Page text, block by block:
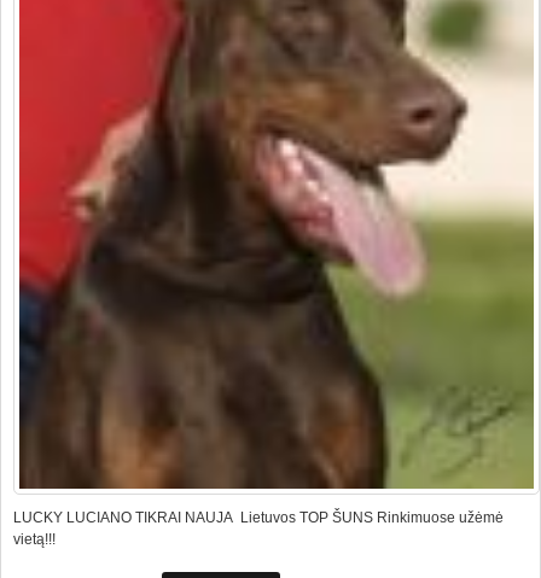
LUCKY LUCIANO TIKRAI NAUJA Lietuvos TOP ŠUNS Rinkimuose užėmė
vietą!!!